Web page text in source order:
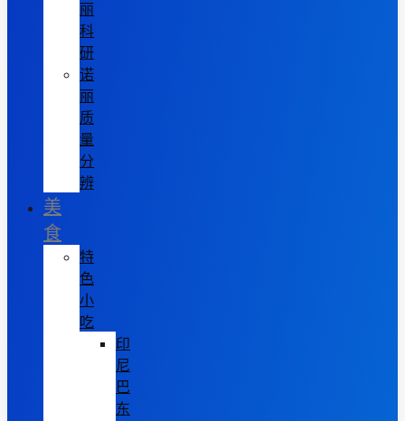
丽
科
研
诺
丽
质
量
分
辨
美
食
特
色
小
吃
印
尼
巴
东